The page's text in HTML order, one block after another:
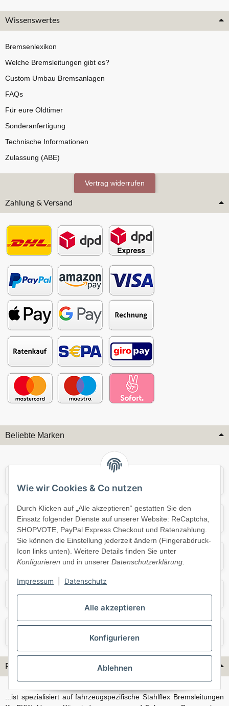
Alle akzeptieren
Konfigurieren
Ablehnen
Wie wir Cookies & Co nutzen
Durch Klicken auf „Alle akzeptieren“ gestatten Sie den
Einsatz folgender Dienste auf unserer Website: ReCaptcha,
SHOPVOTE, PayPal Express Checkout und Ratenzahlung.
Sie können die Einstellung jederzeit ändern (Fingerabdruck-
Icon links unten). Weitere Details finden Sie unter
Konfigurieren und in unserer Datenschutzerklärung.
Impressum Datenschutz
Wissenswertes
Bremsenlexikon
Welche Bremsleitungen gibt es?
Custom Umbau Bremsanlagen
FAQs
Für eure Oldtimer
Sonderanfertigung
Technische Informationen
Zulassung (ABE)
Vertrag widerrufen
Zahlung & Versand
Beliebte Marken
Mercedes Mini
Opel Porsche
Skoda Smart
Flex-Hydraulik...
...ist spezialisiert auf fahrzeugspezifische Stahlflex Bremsleitungen